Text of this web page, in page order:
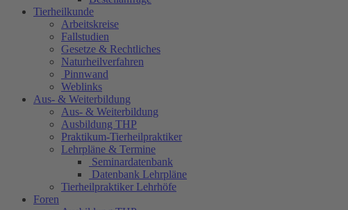
Tierheilkunde
Arbeitskreise
Fallstudien
Gesetze & Rechtliches
Naturheilverfahren
Pinnwand
Weblinks
Aus- & Weiterbildung
Aus- & Weiterbildung
Ausbildung THP
Praktikum-Tierheilpraktiker
Lehrpläne & Termine
Seminardatenbank
Datenbank Lehrpläne
Tierheilpraktiker Lehrhöfe
Foren